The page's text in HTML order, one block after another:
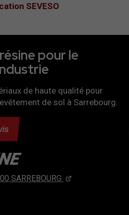
SEVESO
SARREBOURG
pour le
de haute qualité pour
de sol à Sarrebourg.